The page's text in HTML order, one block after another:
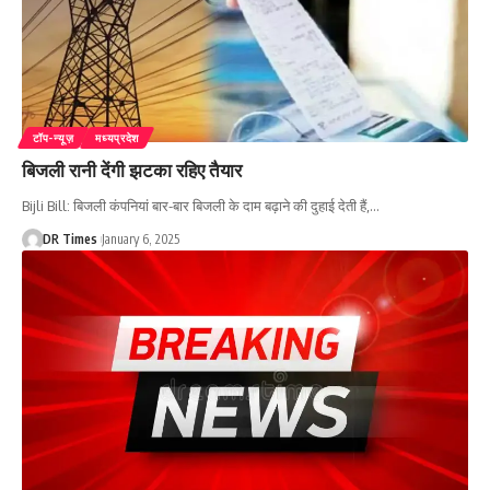
टॉप-न्यूज़ मध्यप्रदेश
बिजली रानी देंगी झटका रहिए तैयार
Bijli Bill: बिजली कंपनियां बार-बार बिजली के दाम बढ़ाने की दुहाई देती हैं,…
DR Times January 6, 2025